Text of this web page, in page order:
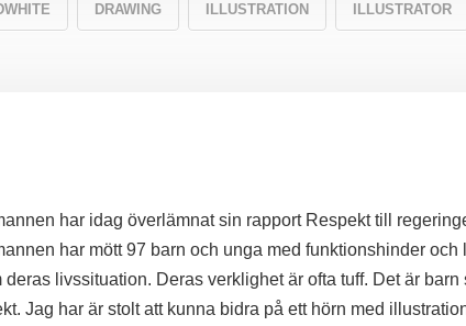
DRAWING ILLUSTRATION ILLUSTRATOR
har idag överlämnat sin rapport Respekt till
har mött 97 barn och unga med funktionshinder och
deras livssituation. Deras verklighet är ofta tuff. Det är barn
Jag har är stolt att kunna bidra på ett hörn med